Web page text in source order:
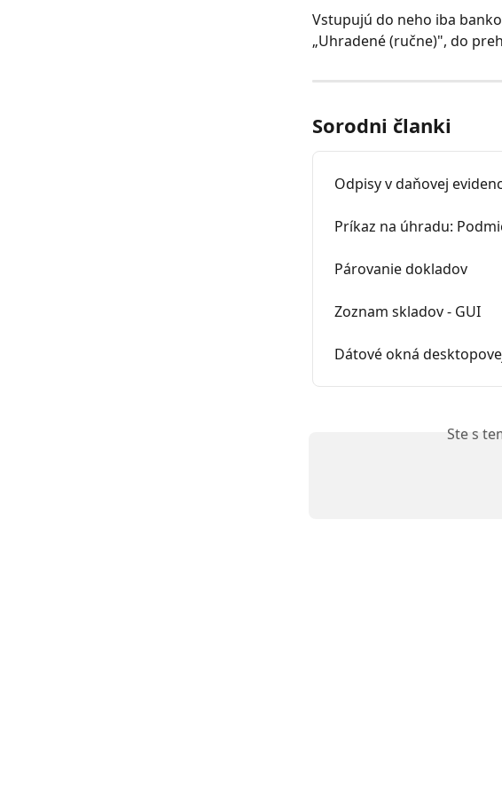
Vstupujú do neho iba
„Uhradené (ručne)", do
Sorodni članki
Odpisy v daňovej
Príkaz na úhradu:
Párovanie dokladov
Zoznam skladov - GUI
Dátové okná
Ste s